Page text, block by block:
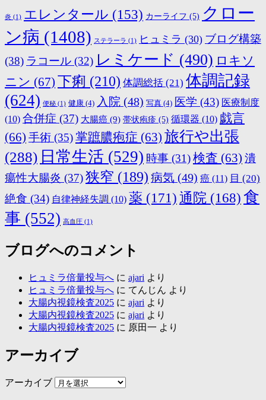
炎 (1) エレンタール (153) カーライフ (5) クロー
ン病 (1408) ステラーラ (1) ヒュミラ (30) ブログ構築
(38) ラコール (32) レミケード (490) ロキソ
ニン (67) 下痢 (210) 体調総括 (21) 体調記録
(624) 便秘 (1) 健康 (4) 入院 (48) 写真 (4) 医学 (43) 医療制度
(10) 合併症 (37) 大腸癌 (9) 帯状疱疹 (5) 循環器 (10) 戯言
(66) 手術 (35)掌蹠膿疱症 (63) 旅行や出張
(288) 日常生活 (529) 時事 (31)検査 (63) 潰
瘍性大腸炎 (37)狭窄 (189) 病気 (49) 癌 (11) 目 (20)
絶食 (34) 自律神経失調 (10) 薬 (171)通院 (168)食
事 (552) 高血圧 (1)
ブログへのコメント
ヒュミラ倍量投与へ に ajari より
ヒュミラ倍量投与へ に てんじん より
大腸内視鏡検査2025 に ajari より
大腸内視鏡検査2025 に ajari より
大腸内視鏡検査2025 に 原田一 より
アーカイブ
アーカイブ